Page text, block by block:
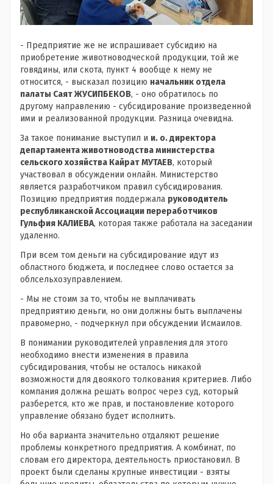
- Предприятие же не испрашивает субсидию на
приобретение животноводческой продукции, той же
говядины, или скота, пункт 4 вообще к нему не
относится, - высказал позицию начальник отдела
палаты Саят ЖУСИПБЕКОВ, - оно обратилось по
другому направлению - субсидирование произведенной
ими и реализованной продукции. Разница очевидна.
За такое понимание выступил и и. о. директора
департамента животноводства министерства
сельского хозяйства Кайрат МУТАЕВ, который
участвовал в обсуждении онлайн. Министерство
является разработчиком правил субсидирования.
Позицию предприятия поддержала руководитель
республиканской Ассоциации переработчиков
Гульфия КАЛИЕВА, которая также работала на заседании
удаленно.
При всем том деньги на субсидирование идут из
областного бюджета, и последнее слово остается за
облсельхозуправлением.
- Мы не стоим за то, чтобы не выплачивать
предприятию деньги, но они должны быть выплачены
правомерно, - подчеркнул при обсуждении Исмаилов.
В понимании руководителей управления для этого
необходимо внести изменения в правила
субсидирования, чтобы не осталось никакой
возможности для двоякого толкования критериев. Либо
компания должна решать вопрос через суд, который
разберется, кто же прав, и постановление которого
управление обязано будет исполнить.
Но оба варианта значительно отдаляют решение
проблемы конкретного предприятия. А комбинат, по
словам его директора, деятельность приостановил. В
проект были сделаны крупные инвестиции - взяты